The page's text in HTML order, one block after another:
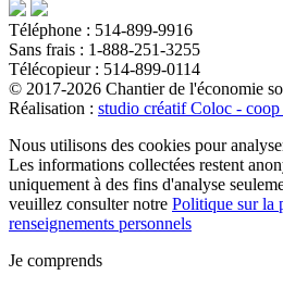
Téléphone : 514-899-9916
Sans frais : 1-888-251-3255
Télécopieur : 514-899-0114
© 2017-2026 Chantier de l'économie
Réalisation : studio créatif Coloc - coop
Nous utilisons des cookies pour
Les informations collectées restent
uniquement à des fins d'analyse
veuillez consulter notre Politique sur la
renseignements personnels
Je comprends